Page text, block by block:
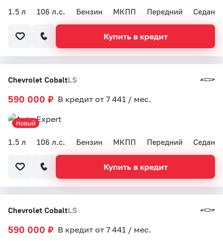
1.5 л 106 л.с. Бензин МКПП Передний Седан
Купить в кредит
Chevrolet CobaltLS
1.5 л 106 л.с. Бензин МКПП Передний Седан
590 000 ₽ В кредит от 7 441 / мес.
Новый
Купить в кредит
Chevrolet CobaltLS
590 000 ₽ В кредит от 7 441 / мес.